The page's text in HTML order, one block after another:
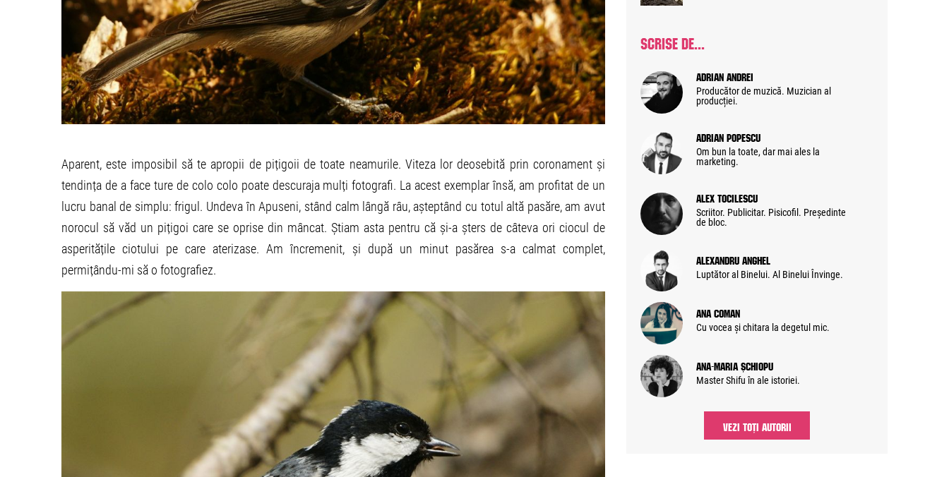
Aparent, este imposibil să te apropii de pițigoii de toate neamurile. Viteza lor deosebită prin coronament și
tendința de a face ture de colo colo poate descuraja mulți fotografi. La acest exemplar însă, am profitat de un
lucru banal de simplu: frigul. Undeva în Apuseni, stând calm lângă râu, așteptând cu totul altă pasăre, am avut
norocul să văd un pițigoi care se oprise din mâncat. Știam asta pentru că și-a șters de câteva ori ciocul de
asperitățile ciotului pe care aterizase. Am încremenit, și după un minut pasărea s-a calmat complet,
permițându-mi să o fotografiez.
SCRISE DE...
Adrian Andrei
Producător de muzică. Muzician al
producției.
Adrian Popescu
Om bun la toate, dar mai ales la
marketing.
Alex Tocilescu
Scriitor. Publicitar. Pisicofil. Președinte
de bloc.
Alexandru Anghel
Luptător al Binelui. Al Binelui Învinge.
Ana Coman
Cu vocea și chitara la degetul mic.
Ana-Maria Șchiopu
Master Shifu în ale istoriei.
VEZI TOȚI AUTORII